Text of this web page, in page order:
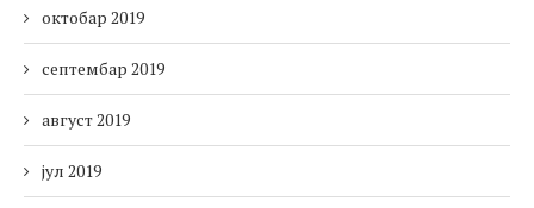
октобар 2019
септембар 2019
август 2019
јул 2019